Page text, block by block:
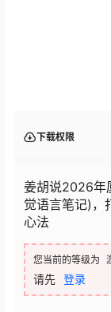
下载权限
姜胡说2026年
觉语言笔记)，
心法
您当前的等级为
请先 登录